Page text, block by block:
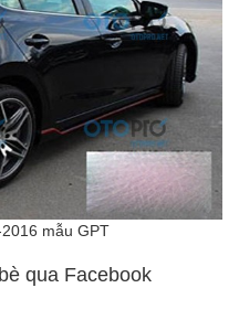
mẫu GPT
qua Facebook